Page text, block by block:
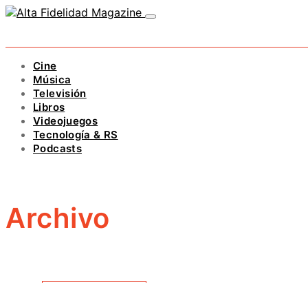
Cine
Música
Televisión
Libros
Videojuegos
Tecnología & RS
Podcasts
Archivo